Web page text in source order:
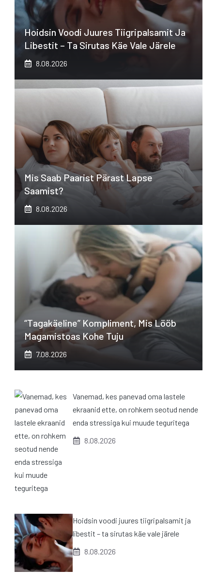
Hoidsin Voodi Juures Tiigripalsamit Ja
Libestit – Ta Sirutas Käe Vale Järele
8.08.2026
Mis Saab Paarist Pärast Lapse
Saamist?
8.08.2026
“Tagakäeline” Kompliment, Mis Lööb
Magamistoas Kohe Tuju
7.08.2026
Vanemad, kes panevad oma lastele
ekraanid ette, on rohkem seotud nende
enda stressiga kui muude teguritega
8.08.2026
Hoidsin voodi juures tiigripalsamit ja
libestit – ta sirutas käe vale järele
8.08.2026